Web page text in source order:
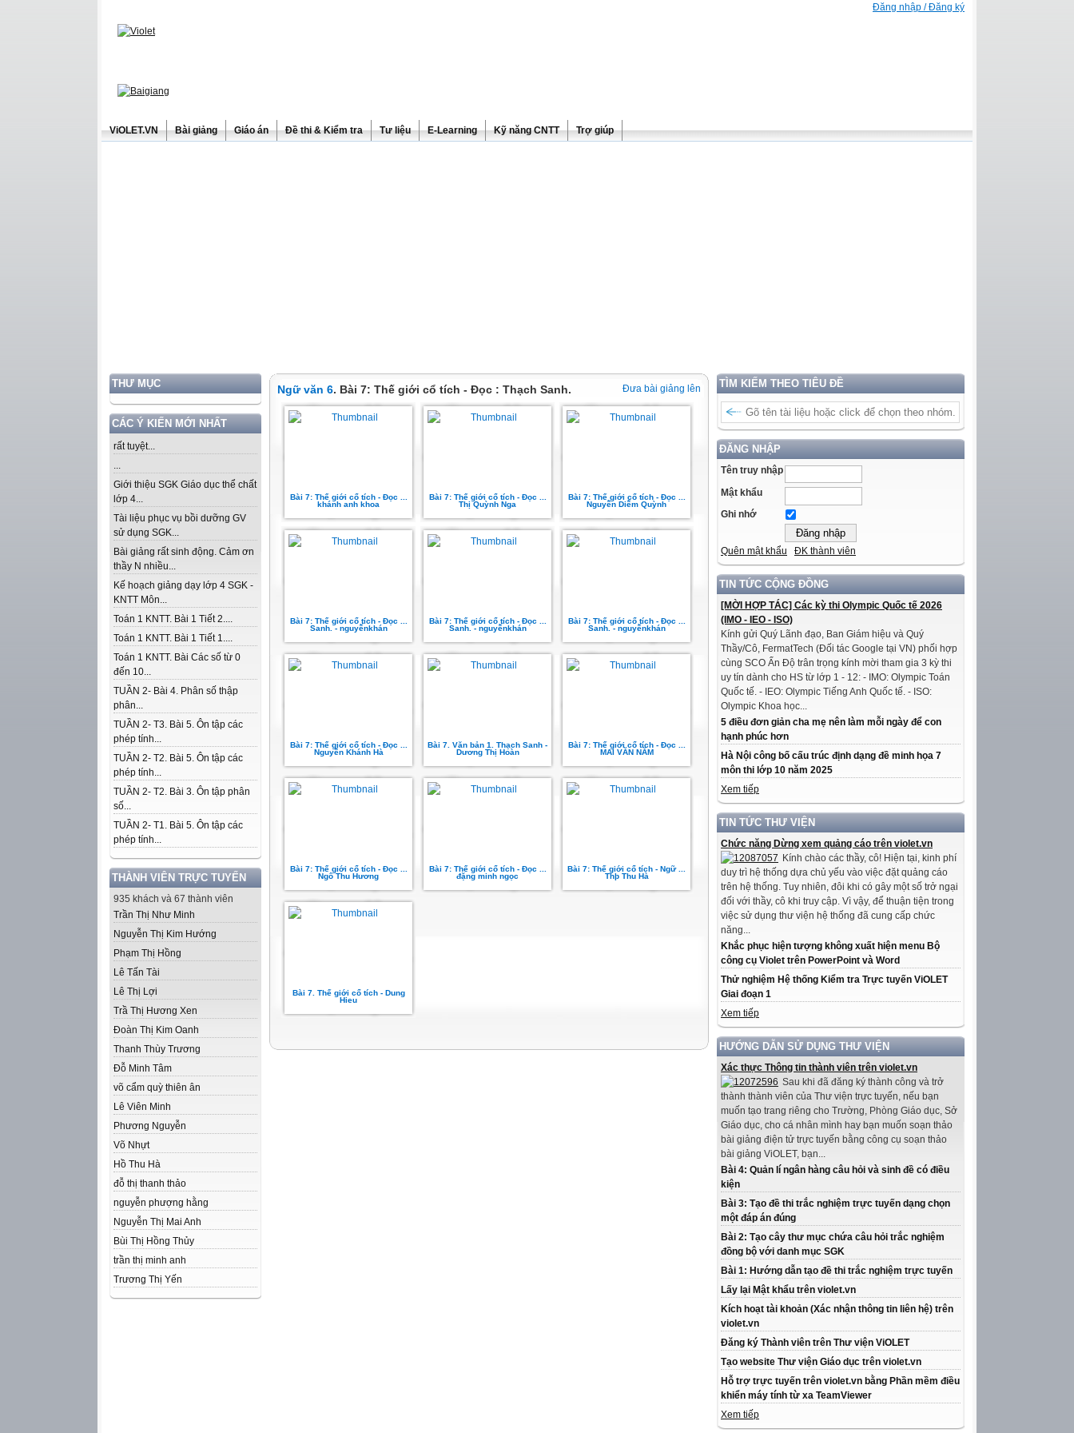
Đăng nhập / Đăng ký
ViOLET.VN Bài giảng Giáo án Đề thi & Kiểm tra Tư liệu E-Learning Kỹ năng CNTT Trợ giúp
THƯ MỤC
CÁC Ý KIẾN MỚI NHẤT
rất tuyệt...
...
Giới thiệu SGK Giáo dục thể chất
lớp 4...
Tài liệu phục vụ bồi dưỡng GV
sử dụng SGK...
Bài giảng rất sinh động. Cảm ơn
thầy N nhiều...
Kế hoạch giảng dạy lớp 4 SGK -
KNTT Môn...
Toán 1 KNTT. Bài 1 Tiết 2....
Toán 1 KNTT. Bài 1 Tiết 1....
Toán 1 KNTT. Bài Các số từ 0
đến 10...
TUẦN 2- Bài 4. Phân số thập
phân...
TUẦN 2- T3. Bài 5. Ôn tập các
phép tính...
TUẦN 2- T2. Bài 5. Ôn tập các
phép tính...
TUẦN 2- T2. Bài 3. Ôn tập phân
số...
TUẦN 2- T1. Bài 5. Ôn tập các
phép tính...
THÀNH VIÊN TRỰC TUYẾN
935 khách và 67 thành viên
Trần Thị Như Minh
Nguyễn Thị Kim Hướng
Phạm Thị Hồng
Lê Tấn Tài
Lê Thị Lợi
Trầ Thị Hương Xen
Đoàn Thị Kim Oanh
Thanh Thùy Trương
Đỗ Minh Tâm
võ cẩm quỳ thiên ân
Lê Viên Minh
Phương Nguyễn
Võ Nhựt
Hồ Thu Hà
đỗ thị thanh thảo
nguyễn phượng hằng
Nguyễn Thị Mai Anh
Bùi Thị Hồng Thủy
trần thị minh anh
Trương Thị Yến
TÌM KIẾM THEO TIÊU ĐỀ
ĐĂNG NHẬP
Tên truy nhập
Mật khẩu
Ghi nhớ
Quên mật khẩu ĐK thành viên
TIN TỨC CỘNG ĐỒNG
[MỜI HỢP TÁC] Các kỳ thi Olympic Quốc tế 2026
(IMO - IEO - ISO)
Kính gửi Quý Lãnh đạo, Ban Giám hiệu và Quý
Thầy/Cô, FermatTech (Đối tác Google tại VN) phối hợp
cùng SCO Ấn Độ trân trọng kính mời tham gia 3 kỳ thi
uy tín dành cho HS từ lớp 1 - 12: - IMO: Olympic Toán
Quốc tế. - IEO: Olympic Tiếng Anh Quốc tế. - ISO:
Olympic Khoa học...
5 điều đơn giản cha mẹ nên làm mỗi ngày để con
hạnh phúc hơn
Hà Nội công bố cấu trúc định dạng đề minh họa 7
môn thi lớp 10 năm 2025
Xem tiếp
TIN TỨC THƯ VIỆN
Chức năng Dừng xem quảng cáo trên violet.vn
Kính chào các thầy, cô! Hiện tại, kinh phí
duy trì hệ thống dựa chủ yếu vào việc đặt quảng cáo
trên hệ thống. Tuy nhiên, đôi khi có gây một số trở ngại
đối với thầy, cô khi truy cập. Vì vậy, để thuận tiện trong
việc sử dụng thư viện hệ thống đã cung cấp chức
năng...
Khắc phục hiện tượng không xuất hiện menu Bộ
công cụ Violet trên PowerPoint và Word
Thử nghiệm Hệ thống Kiểm tra Trực tuyến ViOLET
Giai đoạn 1
Xem tiếp
HƯỚNG DẪN SỬ DỤNG THƯ VIỆN
Xác thực Thông tin thành viên trên violet.vn
Sau khi đã đăng ký thành công và trở
thành thành viên của Thư viện trực tuyến, nếu bạn
muốn tạo trang riêng cho Trường, Phòng Giáo dục, Sở
Giáo dục, cho cá nhân mình hay bạn muốn soạn thảo
bài giảng điện tử trực tuyến bằng công cụ soạn thảo
bài giảng ViOLET, bạn...
Bài 4: Quản lí ngân hàng câu hỏi và sinh đề có điều
kiện
Bài 3: Tạo đề thi trắc nghiệm trực tuyến dạng chọn
một đáp án đúng
Bài 2: Tạo cây thư mục chứa câu hỏi trắc nghiệm
đồng bộ với danh mục SGK
Bài 1: Hướng dẫn tạo đề thi trắc nghiệm trực tuyến
Lấy lại Mật khẩu trên violet.vn
Kích hoạt tài khoản (Xác nhận thông tin liên hệ) trên
violet.vn
Đăng ký Thành viên trên Thư viện ViOLET
Tạo website Thư viện Giáo dục trên violet.vn
Hỗ trợ trực tuyến trên violet.vn bằng Phần mềm điều
khiển máy tính từ xa TeamViewer
Xem tiếp
Đưa bài giảng lên
Ngữ văn 6. Bài 7: Thế giới cổ tích - Đọc : Thạch Sanh.
Bài 7: Thế giới cổ tích - Đọc ...
khánh anh khoa
Bài 7: Thế giới cổ tích - Đọc ...
Thị Quỳnh Nga
Bài 7: Thế giới cổ tích - Đọc ...
Nguyễn Diễm Quỳnh
Bài 7: Thế giới cổ tích - Đọc ...
Sanh. - nguyễnkhán
Bài 7: Thế giới cổ tích - Đọc ...
Sanh. - nguyễnkhán
Bài 7: Thế giới cổ tích - Đọc ...
Sanh. - nguyễnkhán
Bài 7: Thế giới cổ tích - Đọc ...
Nguyễn Khánh Hà
Bài 7. Văn bản 1. Thạch Sanh -
Dương Thị Hoàn
Bài 7: Thế giới cổ tích - Đọc ...
MAI VĂN NĂM
Bài 7: Thế giới cổ tích - Đọc ...
Ngô Thu Hương
Bài 7: Thế giới cổ tích - Đọc ...
đặng minh ngọc
Bài 7: Thế giới cổ tích - Ngữ ...
Thþ Thu Hà
Bài 7. Thế giới cổ tích - Dung
Hieu